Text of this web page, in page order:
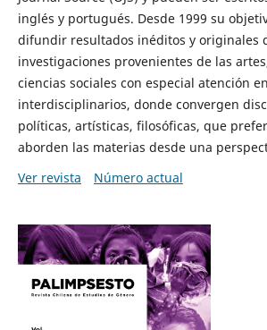
inglés y portugués. Desde 1999 su
difundir resultados inéditos y originales
investigaciones provenientes de las
ciencias sociales con especial atención
interdisciplinarios, donde convergen
políticas, artísticas, filosóficas, que
aborden las materias desde una
Ver revista
Número actual